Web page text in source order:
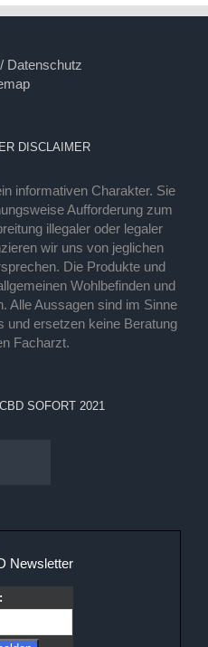
Datenschutz
DISCLAIMER
informativen Charakter. Sie
Aufforderung zum
illegaler oder legaler
wir uns von jeglichen
Die Produkte und
Wohlbefinden und
Alle Aussagen sind im Sinne
und ersetzen keine Beratung
Facharzt.
SOFORT 2021
Newsletter